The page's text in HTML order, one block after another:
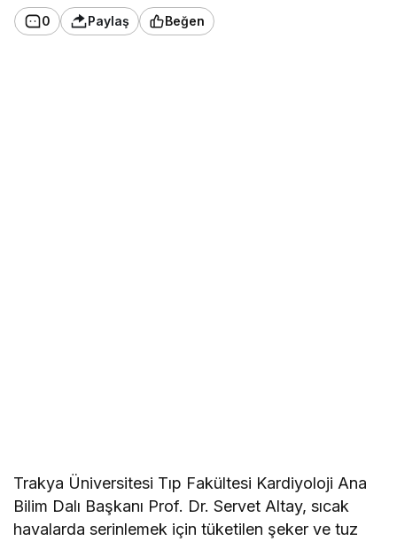
0 Paylaş Beğen
Trakya Üniversitesi Tıp Fakültesi Kardiyoloji Ana
Bilim Dalı Başkanı Prof. Dr. Servet Altay, sıcak
havalarda serinlemek için tüketilen şeker ve tuz